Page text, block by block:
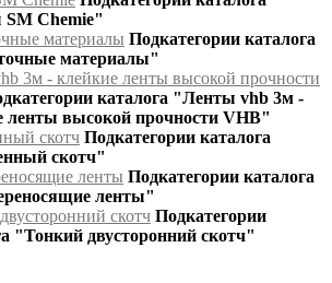
Chemie"
материалы Подкатегории каталога
материалы"
3м - клейкие ленты высокой прочности
каталога "Ленты vhb 3м -
ленты высокой прочности VHB"
скотч Подкатегории каталога
скотч"
ленты Подкатегории каталога
ленты"
скотч Подкатегории
"Тонкий двусторонний скотч"